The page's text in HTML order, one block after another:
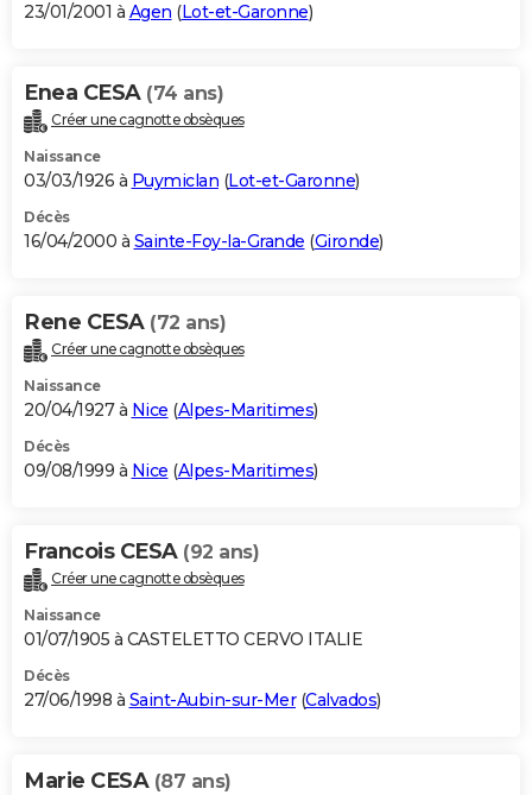
23/01/2001 à Agen (Lot-et-Garonne)
Enea CESA (74 ans)
Créer une cagnotte obsèques
Naissance
03/03/1926 à Puymiclan (Lot-et-Garonne)
Décès
16/04/2000 à Sainte-Foy-la-Grande (Gironde)
Rene CESA (72 ans)
Créer une cagnotte obsèques
Naissance
20/04/1927 à Nice (Alpes-Maritimes)
Décès
09/08/1999 à Nice (Alpes-Maritimes)
Francois CESA (92 ans)
Créer une cagnotte obsèques
Naissance
01/07/1905 à CASTELETTO CERVO ITALIE
Décès
27/06/1998 à Saint-Aubin-sur-Mer(Calvados)
Marie CESA (87 ans)